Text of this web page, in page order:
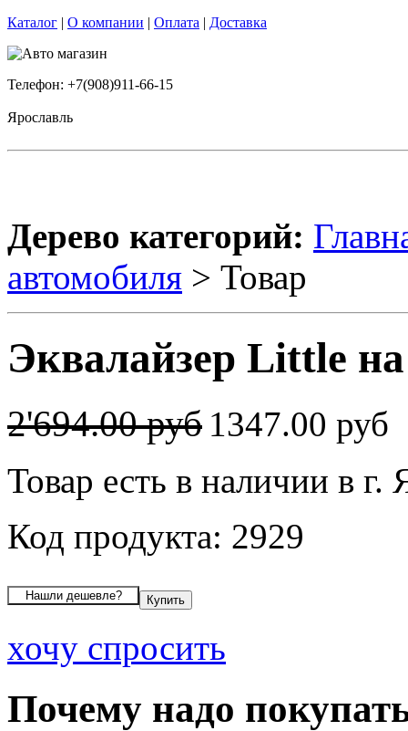
Каталог | О компании | Оплата | Доставка
Телефон: +7(908)911-66-15
Ярославль
Дерево категорий:
автомобиля > Товар
Эквалайзер Little на
2'694.00 руб 1347.00 руб
Товар есть в наличии в г.
Код продукта: 2929
хочу спросить
Почему надо